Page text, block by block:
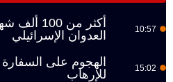
10:57
أكثر من
العدوان الإسرائيلي
15:02
الهجوم على
للإرهاب